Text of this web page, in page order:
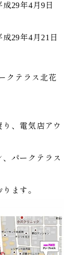
29年4月9日
29年4月21日
クテラス北花
り、電気店アウ
パークテラス
ます。